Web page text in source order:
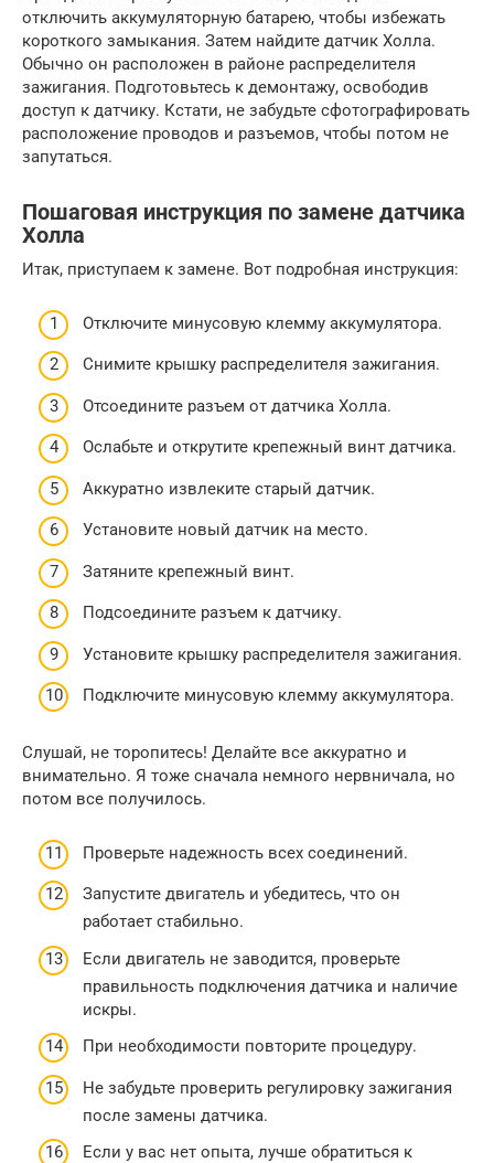
отключить аккумуляторную батарею, чтобы избежать
короткого замыкания. Затем найдите датчик Холла.
Обычно он расположен в районе распределителя
зажигания. Подготовьтесь к демонтажу, освободив
доступ к датчику. Кстати, не забудьте сфотографировать
расположение проводов и разъемов, чтобы потом не
запутаться.
Пошаговая инструкция по замене датчика
Холла
Итак, приступаем к замене. Вот подробная инструкция:
Отключите минусовую клемму аккумулятора.
Снимите крышку распределителя зажигания.
Отсоедините разъем от датчика Холла.
Ослабьте и открутите крепежный винт датчика.
Аккуратно извлеките старый датчик.
Установите новый датчик на место.
Затяните крепежный винт.
Подсоедините разъем к датчику.
Установите крышку распределителя зажигания.
Подключите минусовую клемму аккумулятора.
Слушай, не торопитесь! Делайте все аккуратно и
внимательно. Я тоже сначала немного нервничала, но
потом все получилось.
Проверьте надежность всех соединений.
Запустите двигатель и убедитесь, что он
работает стабильно.
Если двигатель не заводится, проверьте
правильность подключения датчика и наличие
искры.
При необходимости повторите процедуру.
Не забудьте проверить регулировку зажигания
после замены датчика.
Если у вас нет опыта, лучше обратиться к